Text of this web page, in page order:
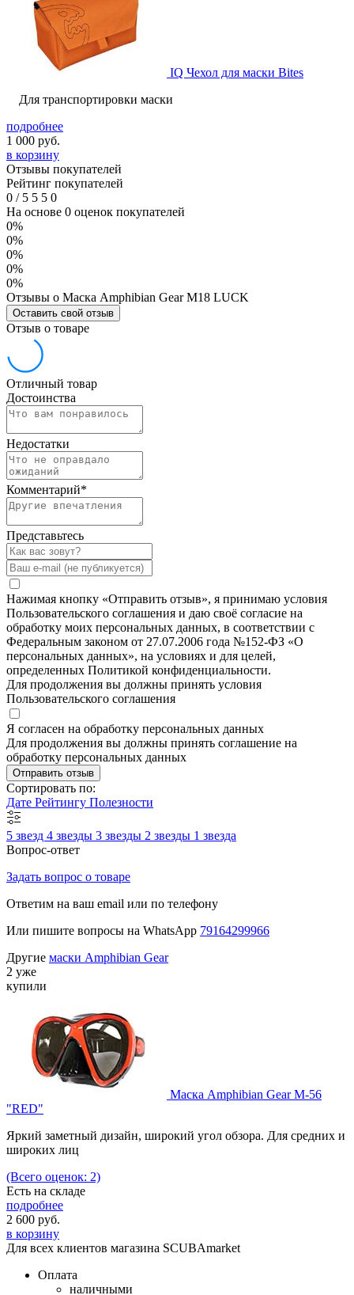
IQ Чехол для маски Bites
Для транспортировки маски
подробнее
1 000 руб.
в корзину
Отзывы покупателей
Рейтинг покупателей
0 /5 5 5 0
На основе 0 оценок покупателей
0%
0%
0%
0%
0%
Отзывы о Маска Amphibian Gear M18 LUCK
Оставить свой отзыв
Отзыв о товаре
Отличный товар
Достоинства
Недостатки
Комментарий*
Представьтесь
Нажимая кнопку «Отправить отзыв», я принимаю условия
Пользовательского соглашения и даю своё согласие на
обработку моих персональных данных, в соответствии с
Федеральным законом от 27.07.2006 года №152-ФЗ «О
персональных данных», на условиях и для целей,
определенных Политикой конфиденциальности.
Для продолжения вы должны принять условия
Пользовательского соглашения
Я согласен на обработку персональных данных
Для продолжения вы должны принять соглашение на
обработку персональных данных
Отправить отзыв
Сортировать по:
Дате Рейтингу Полезности
5 звезд 4 звезды 3 звезды 2 звезды 1 звезда
Вопрос-ответ
Задать вопрос о товаре
Ответим на ваш email или по телефону
Или пишите вопросы на WhatsApp 79164299966
Другие маски Amphibian Gear
2 уже
купили
Маска Amphibian Gear M-56
"RED"
Яркий заметный дизайн, широкий угол обзора. Для средних и
широких лиц
(Всего оценок: 2)
Есть на складе
подробнее
2 600 руб.
в корзину
Для всех клиентов магазина SCUBAmarket
Оплата
наличными